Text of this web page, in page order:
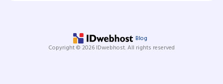
Blog
Copyright © 2026 IDwebhost. All rights reserved